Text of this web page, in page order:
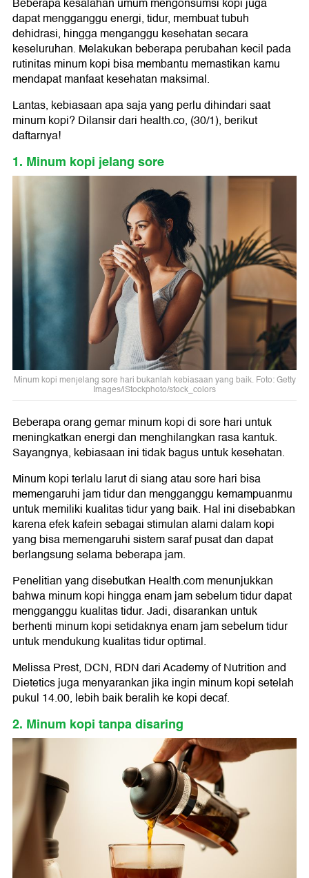
dapat mengganggu energi, tidur, membuat tubuh
dehidrasi, hingga menganggu kesehatan secara
keseluruhan. Melakukan beberapa perubahan kecil pada
rutinitas minum kopi bisa membantu memastikan kamu
mendapat manfaat kesehatan maksimal.
Lantas, kebiasaan apa saja yang perlu dihindari saat
minum kopi? Dilansir dari health.co, (30/1), berikut
daftarnya!
1. Minum kopi jelang sore
Minum kopi menjelang sore hari bukanlah kebiasaan yang baik. Foto: Getty
Images/iStockphoto/stock_colors
Beberapa orang gemar minum kopi di sore hari untuk
meningkatkan energi dan menghilangkan rasa kantuk.
Sayangnya, kebiasaan ini tidak bagus untuk kesehatan.
Minum kopi terlalu larut di siang atau sore hari bisa
memengaruhi jam tidur dan mengganggu kemampuanmu
untuk memiliki kualitas tidur yang baik. Hal ini disebabkan
karena efek kafein sebagai stimulan alami dalam kopi
yang bisa memengaruhi sistem saraf pusat dan dapat
berlangsung selama beberapa jam.
Penelitian yang disebutkan Health.com menunjukkan
bahwa minum kopi hingga enam jam sebelum tidur dapat
mengganggu kualitas tidur. Jadi, disarankan untuk
berhenti minum kopi setidaknya enam jam sebelum tidur
untuk mendukung kualitas tidur optimal.
Melissa Prest, DCN, RDN dari Academy of Nutrition and
Dietetics juga menyarankan jika ingin minum kopi setelah
pukul 14.00, lebih baik beralih ke kopi decaf.
2. Minum kopi tanpa disaring